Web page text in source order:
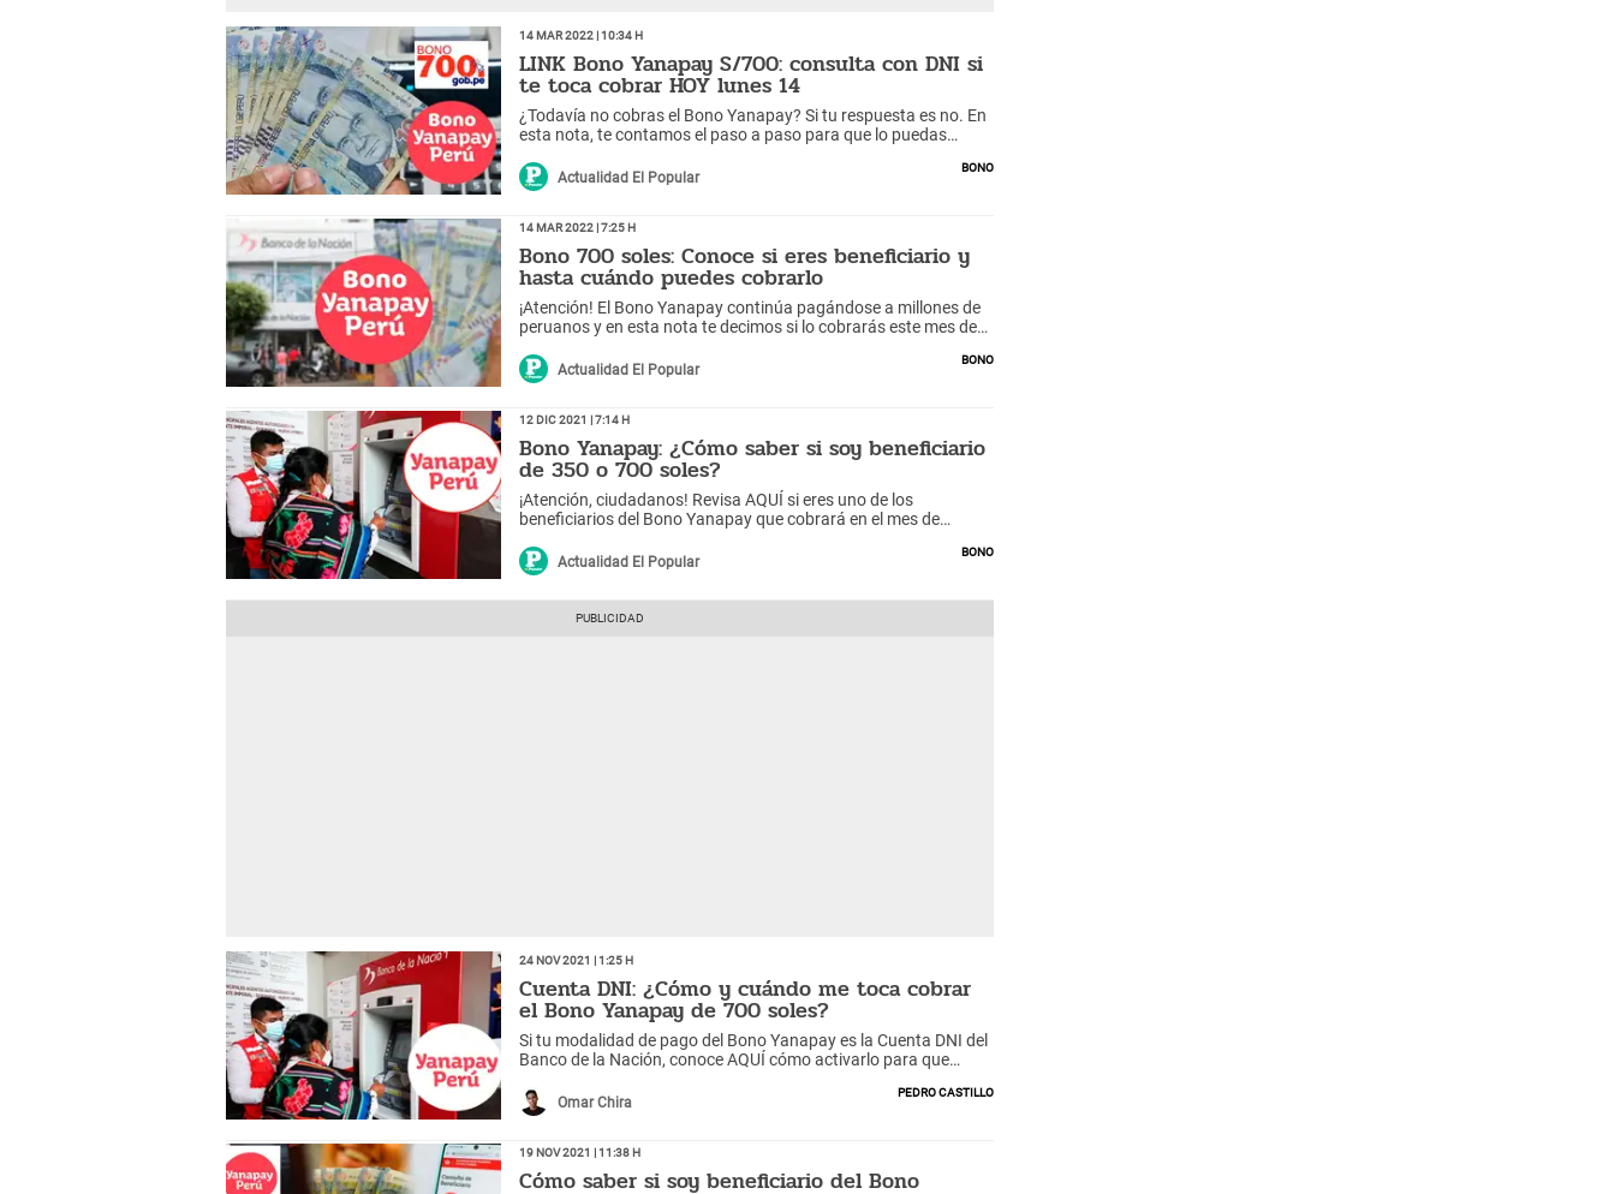
14 Mar 2022 | 10:34 h
LINK Bono Yanapay S/700: consulta con DNI si
te toca cobrar HOY lunes 14
¿Todavía no cobras el Bono Yanapay? Si tu respuesta es no. En
esta nota, te contamos el paso a paso para que lo puedas
Actualidad El Popular
Bono
14 Mar 2022 | 7:25 h
Bono 700 soles: Conoce si eres beneficiario y
hasta cuándo puedes cobrarlo
¡Atención! El Bono Yanapay continúa pagándose a millones de
peruanos y en esta nota te decimos si lo cobrarás este mes de
Actualidad El Popular
Bono
12 Dic 2021 | 7:14 h
Bono Yanapay: ¿Cómo saber si soy beneficiario
de 350 o 700 soles?
¡Atención, ciudadanos! Revisa AQUÍ si eres uno de los
beneficiarios del Bono Yanapay que cobrará en el mes de
Actualidad El Popular
Bono
24 Nov 2021 | 1:25 h
Cuenta DNI: ¿Cómo y cuándo me toca cobrar
el Bono Yanapay de 700 soles?
Si tu modalidad de pago del Bono Yanapay es la Cuenta DNI del
Banco de la Nación, conoce AQUÍ cómo activarlo para que
Omar Chira
Pedro Castillo
19 Nov 2021 | 11:38 h
Cómo saber si soy beneficiario del Bono